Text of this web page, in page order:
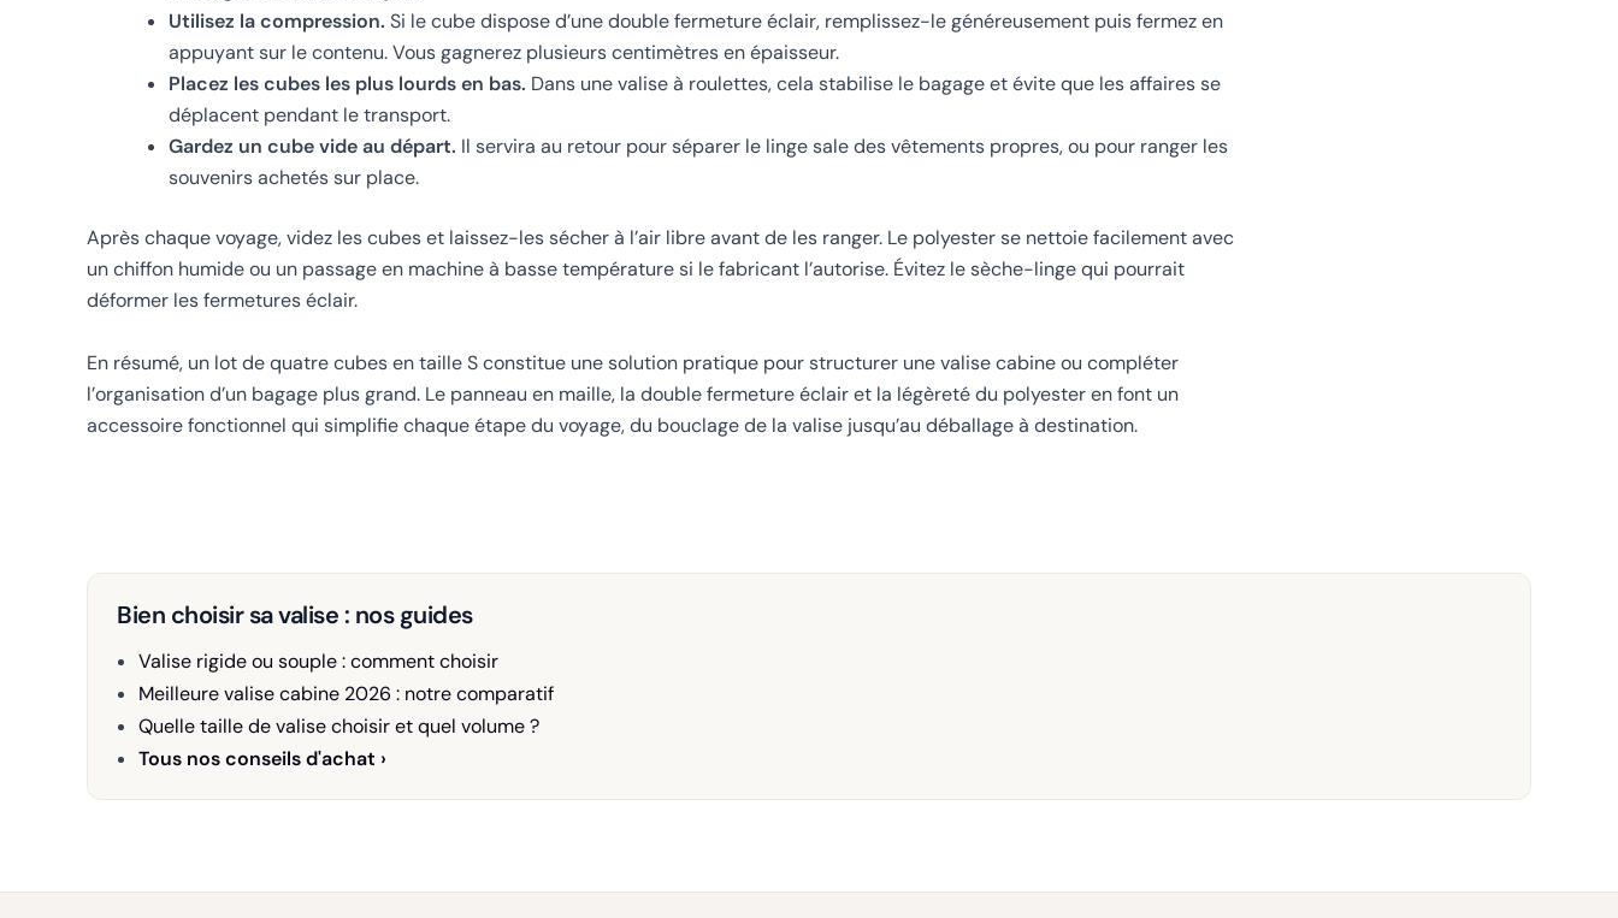
Utilisez la compression. Si le cube dispose d’une double fermeture éclair, remplissez-le généreusement puis fermez en
appuyant sur le contenu. Vous gagnerez plusieurs centimètres en épaisseur.
Placez les cubes les plus lourds en bas. Dans une valise à roulettes, cela stabilise le bagage et évite que les affaires se
déplacent pendant le transport.
Gardez un cube vide au départ. Il servira au retour pour séparer le linge sale des vêtements propres, ou pour ranger les
souvenirs achetés sur place.
Après chaque voyage, videz les cubes et laissez-les sécher à l’air libre avant de les ranger. Le polyester se nettoie facilement avec
un chiffon humide ou un passage en machine à basse température si le fabricant l’autorise. Évitez le sèche-linge qui pourrait
déformer les fermetures éclair.
En résumé, un lot de quatre cubes en taille S constitue une solution pratique pour structurer une valise cabine ou compléter
l’organisation d’un bagage plus grand. Le panneau en maille, la double fermeture éclair et la légèreté du polyester en font un
accessoire fonctionnel qui simplifie chaque étape du voyage, du bouclage de la valise jusqu’au déballage à destination.
Bien choisir sa valise : nos guides
Valise rigide ou souple : comment choisir
Meilleure valise cabine 2026 : notre comparatif
Quelle taille de valise choisir et quel volume ?
Tous nos conseils d'achat ›